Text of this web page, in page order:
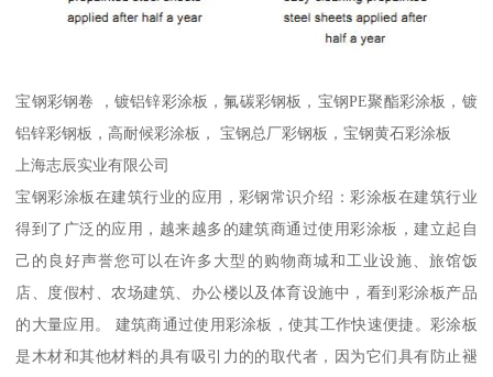
宝钢彩钢卷 ，镀铝锌彩涂板，氟碳彩钢板，宝钢PE聚酯彩涂板，镀
铝锌彩钢板，高耐候彩涂板， 宝钢总厂彩钢板，宝钢黄石彩涂板
上海志辰实业有限公司
宝钢彩涂板在建筑行业的应用，彩钢常识介绍：彩涂板在建筑行业
得到了广泛的应用，越来越多的建筑商通过使用彩涂板，建立起自
己的良好声誉您可以在许多大型的购物商城和工业设施、旅馆饭
店、度假村、农场建筑、办公楼以及体育设施中，看到彩涂板产品
的大量应用。 建筑商通过使用彩涂板，使其工作快速便捷。彩涂板
是木材和其他材料的具有吸引力的的取代者，因为它们具有防止褪